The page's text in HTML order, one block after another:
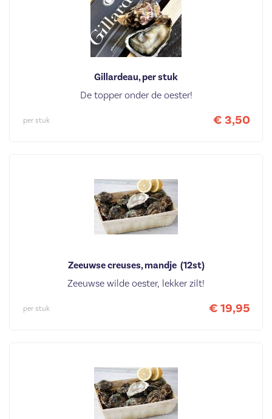
Gillardeau, per stuk
De topper onder de oester!
€ 3,50
per stuk
Zeeuwse creuses, mandje  (12st)
Zeeuwse wilde oester, lekker zilt!
€ 19,95
per stuk